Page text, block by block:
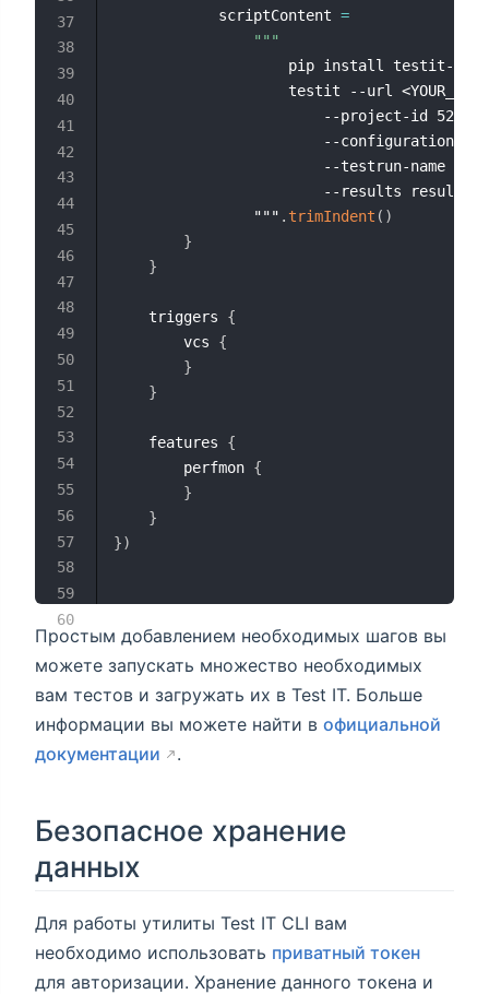
            scriptContent
=
"""
                    pip install testit-cli
testit --url
--project-id
--configuration-
--testrun-name
--results
                """
. trimIndent ( )
}
}
    triggers
{
        vcs
{
}
}
    features
{
        perfmon
{
}
}
})
Простым добавлением необходимых шагов вы
можете запускать множество необходимых
вам тестов и загружать их в Test IT. Больше
информации вы можете найти в официальной
документации
.
Безопасное хранение
данных
Для работы утилиты Test IT CLI вам
необходимо использовать приватный токен
для авторизации. Хранение данного токена и